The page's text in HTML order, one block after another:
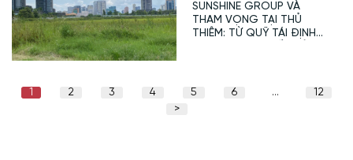
SUNSHINE GROUP VÀ
THAM VỌNG TẠI THỦ
THIÊM: TỪ QUỸ TÁI ĐỊNH
1
2 3 4 5 6 …
12
>